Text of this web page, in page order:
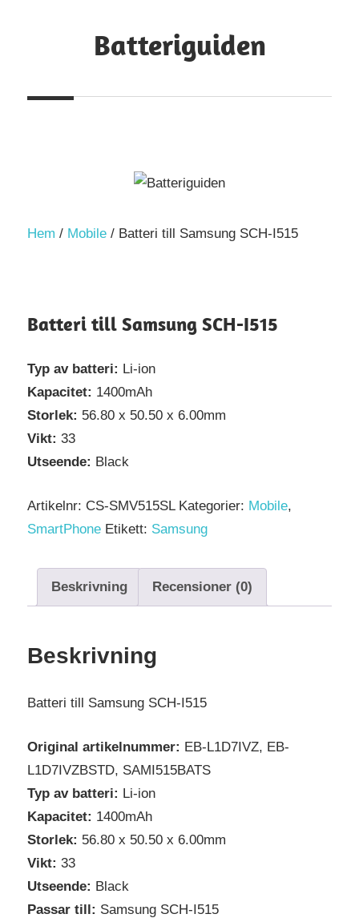
Batteriguiden
Hem / Mobile / Batteri till Samsung SCH-I515
Batteri till Samsung SCH-I515
Typ av batteri: Li-ion
Kapacitet: 1400mAh
Storlek: 56.80 x 50.50 x 6.00mm
Vikt: 33
Utseende: Black
Artikelnr: CS-SMV515SL Kategorier: Mobile,
SmartPhone Etikett: Samsung
Beskrivning Recensioner (0)
Beskrivning
Batteri till Samsung SCH-I515
Original artikelnummer: EB-L1D7IVZ, EB-
L1D7IVZBSTD, SAMI515BATS
Typ av batteri: Li-ion
Kapacitet: 1400mAh
Storlek: 56.80 x 50.50 x 6.00mm
Vikt: 33
Utseende: Black
Passar till: Samsung SCH-I515